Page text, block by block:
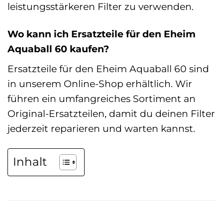
leistungsstärkeren Filter zu verwenden.
Wo kann ich Ersatzteile für den Eheim
Aquaball 60 kaufen?
Ersatzteile für den Eheim Aquaball 60 sind
in unserem Online-Shop erhältlich. Wir
führen ein umfangreiches Sortiment an
Original-Ersatzteilen, damit du deinen Filter
jederzeit reparieren und warten kannst.
Inhalt